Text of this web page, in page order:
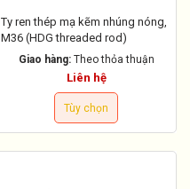
Ty ren thép mạ kẽm nhúng nóng,
M36 (HDG threaded rod)
Giao hàng: Theo thỏa thuận
Liên hệ
Tùy chọn